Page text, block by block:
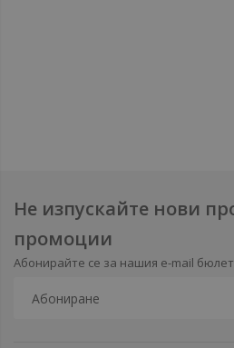
Не изпускайте нови
промоции
Абонирайте се за нашия e-mail